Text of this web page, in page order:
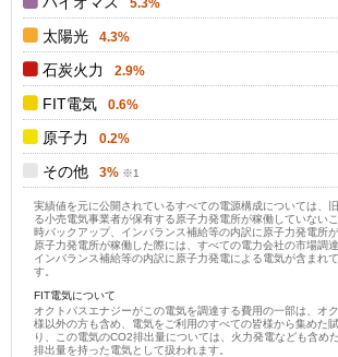
太陽光 4.3%
石炭火力 2.9%
FIT電気 0.6%
原子力 0.2%
その他 3%
実績値を元に公開されているすべての電源構成については、
る小売電気事業者が保有する原子力発電所が稼働していない
時バックアップ、インバランス補給等の内訳に原子力発電所
原子力発電所が稼働した際には、すべての電力会社の市場調
インバランス補給等の内訳に原子力発電による電気が含まれ
す。
FIT電気について
オクトパスエナジーがこの電気を調達する費用の一部は、オ
様以外の方も含め、電気をご利用のすべての皆様から集めた
り、この電気のCO2排出量については、火力発電なども含め
排出量を持った電気として扱われます。